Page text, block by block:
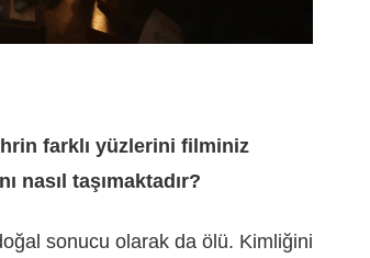
farklı yüzlerini filminiz
nasıl taşımaktadır?
sonucu olarak da ölü. Kimliğini